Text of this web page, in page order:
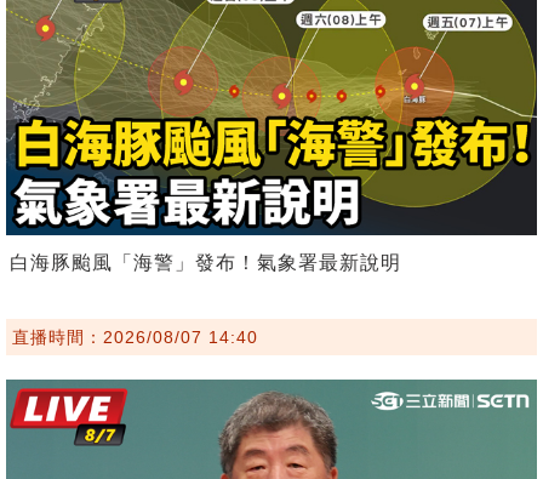
白海豚颱風「海警」發布！氣象署最新說明
直播時間：2026/08/07 14:40